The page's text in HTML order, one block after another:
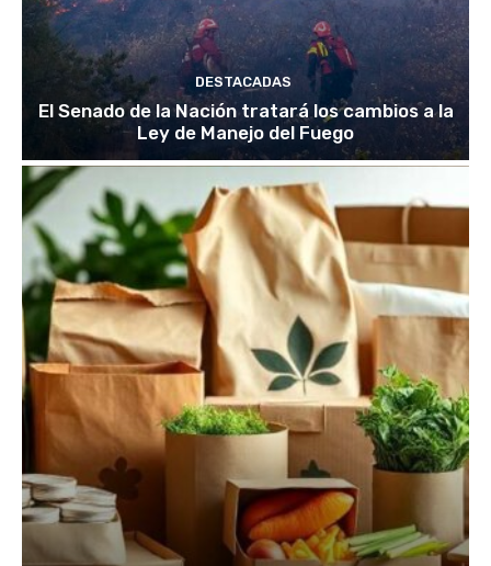
DESTACADAS
El Senado de la Nación tratará los cambios a la
Ley de Manejo del Fuego